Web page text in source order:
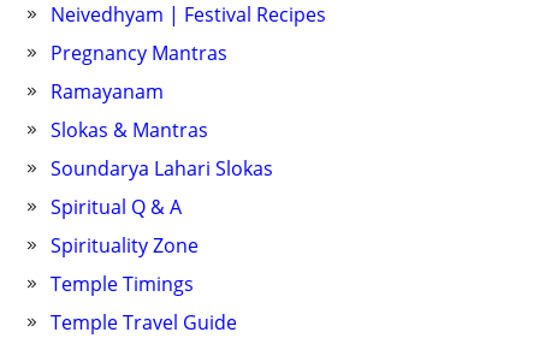
Neivedhyam | Festival Recipes
Pregnancy Mantras
Ramayanam
Slokas & Mantras
Soundarya Lahari Slokas
Spiritual Q & A
Spirituality Zone
Temple Timings
Temple Travel Guide